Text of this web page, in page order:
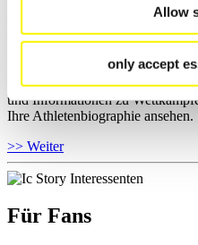
Allow
only accept
Für Athleten
Hier können Sie das aktuelle
Wettkämpfen, Anti-Doping und
und Informationen zu
Ihre Athletenbiographie ansehen.
>> Weiter
Für Fans